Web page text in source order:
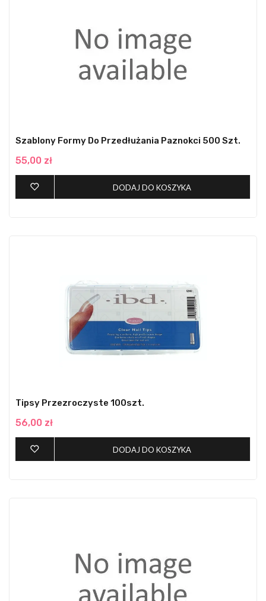
Szablony Formy Do Przedłużania Paznokci 500 Szt.
55,00 zł
DODAJ DO KOSZYKA
Tipsy Przezroczyste 100szt.
56,00 zł
DODAJ DO KOSZYKA